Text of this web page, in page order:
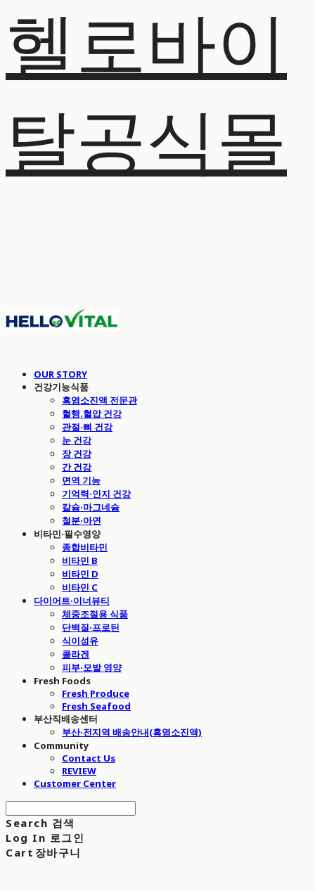
헬로바이
탈공식몰
OUR STORY
건강기능식품
흑염소진액 전문관
혈행.혈압 건강
관절·뼈 건강
눈 건강
장 건강
간 건강
면역 기능
기억력·인지 건강
칼슘·마그네슘
철분·아연
비타민·필수영양
종합비타민
비타민 B
비타민 D
비타민 C
다이어트·이너뷰티
체중조절용 식품
단백질·프로틴
식이섬유
콜라겐
피부·모발 영양
Fresh Foods
Fresh Produce
Fresh Seafood
부산직배송센터
부산·전지역 배송안내(흑염소진액)
Community
Contact Us
REVIEW
Customer Center
Search 검색
Log In 로그인
Cart 장바구니